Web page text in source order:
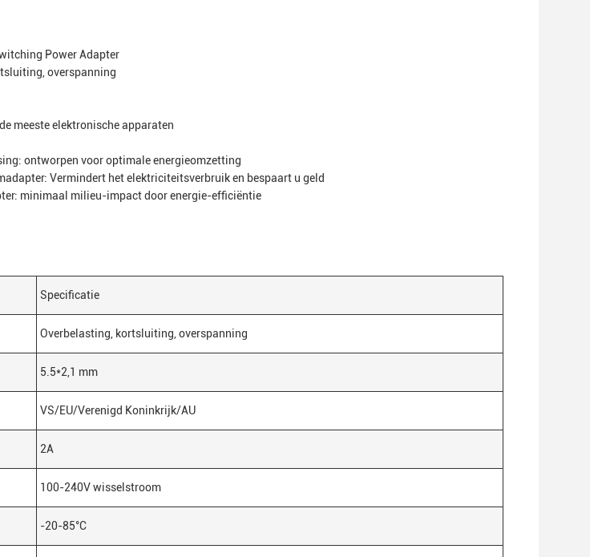
Power Adapter
overspanning
meeste elektronische apparaten
ontworpen voor optimale energieomzetting
Vermindert het elektriciteitsverbruik en bespaart u geld
minimaal milieu-impact door energie-efficiëntie
Specificatie
Overbelasting, kortsluiting, overspanning
5.5*2,1 mm
VS/EU/Verenigd Koninkrijk/AU
2A
100-240V wisselstroom
-20-85°C